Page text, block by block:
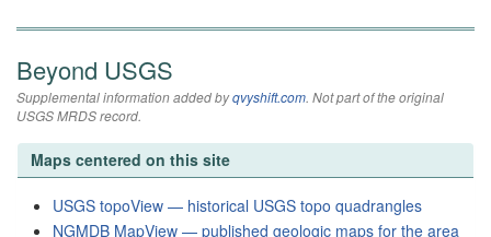
Beyond USGS
Supplemental information added byqvyshift.com. Not part of the original
USGS MRDS record.
Maps centered on this site
USGS topoView — historical USGS topo quadrangles
NGMDB MapView — published geologic maps for the area